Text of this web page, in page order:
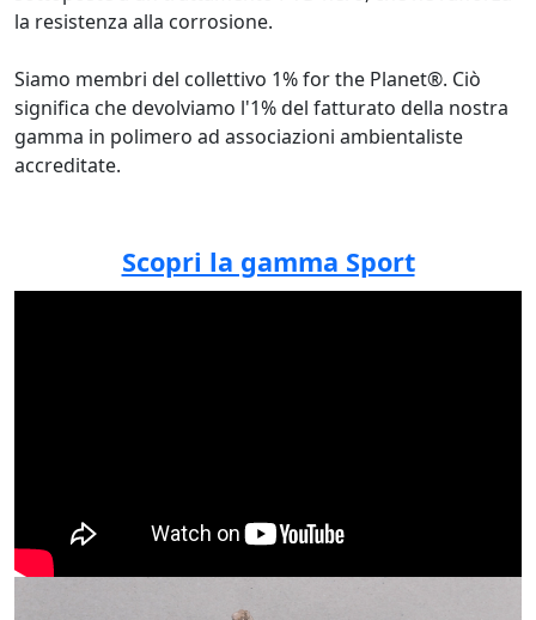
la resistenza alla corrosione.
Siamo membri del collettivo 1% for the Planet®. Ciò
significa che devolviamo l'1% del fatturato della nostra
gamma in polimero ad associazioni ambientaliste
accreditate.
Scopri la gamma Sport